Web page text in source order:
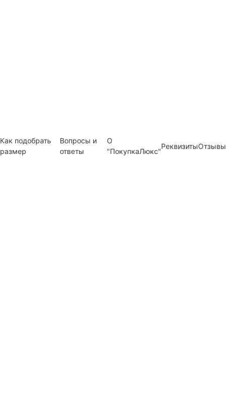
Как подобрать
размер
Вопросы и
ответы
О
"ПокупкаЛюкс"
РеквизитыОтзывы